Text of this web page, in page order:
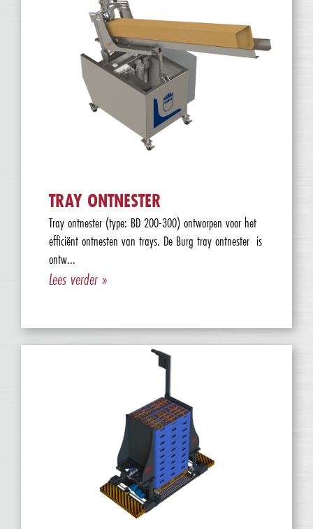
TRAY ONTNESTER
Tray ontnester (type: BD 200-300) ontworpen voor het
efficiënt ontnesten van trays. De Burg tray ontnester is
ontw...
Lees verder »